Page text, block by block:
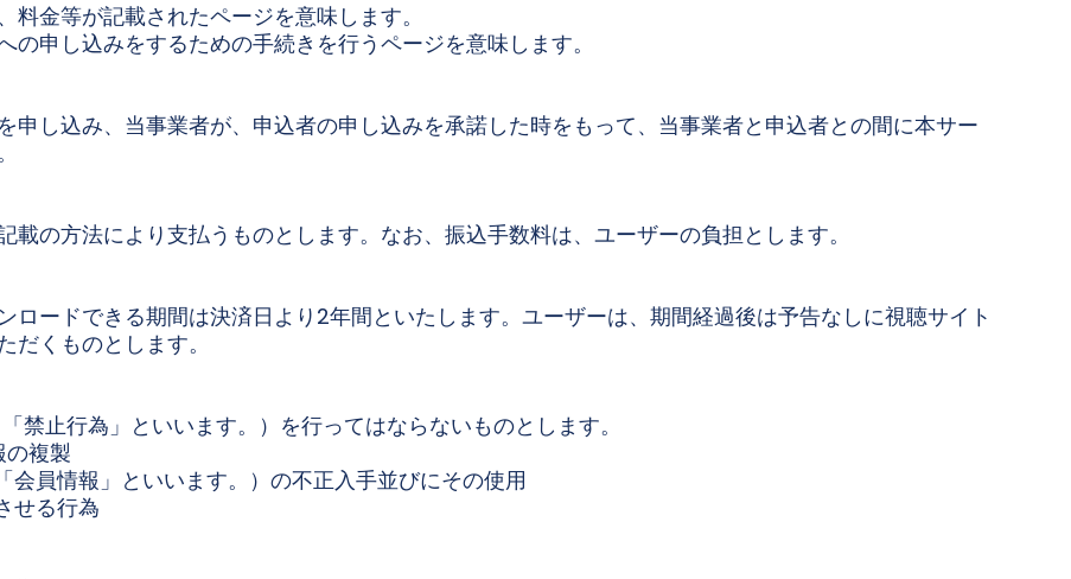
金等が記載されたページを意味します。
申し込みをするための手続きを行うページを意味します。
申し込み、当事業者が、申込者の申し込みを承諾した時をもって、当事業者と申込者との間に本サー
の方法により支払うものとします。なお、振込手数料は、ユーザーの負担とします。
ロードできる期間は決済日より2年間といたします。ユーザーは、期間経過後は予告なしに視聴サイト
くものとします。
禁止行為」といいます。）を行ってはならないものとします。
の複製
員情報」といいます。）の不正入手並びにその使用
せる行為